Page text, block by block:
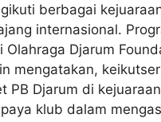
berbagai
internasional.
Olahraga Djarum
mengatakan,
PB Djarum di
klub dalam